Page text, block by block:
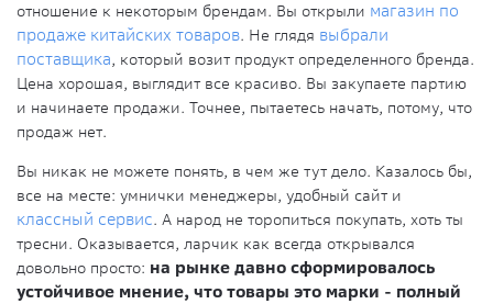
отношение к некоторым брендам. Вы открыли магазин по
продаже китайских товаров. Не глядя выбрали
поставщика, который возит продукт определенного бренда.
Цена хорошая, выглядит все красиво. Вы закупаете партию
и начинаете продажи. Точнее, пытаетесь начать, потому, что
продаж нет.
Вы никак не можете понять, в чем же тут дело. Казалось бы,
все на месте: умнички менеджеры, удобный сайт и
классный сервис. А народ не торопиться покупать, хоть ты
тресни. Оказывается, ларчик как всегда открывался
довольно просто: на рынке давно сформировалось
устойчивое мнение, что товары это марки - полный